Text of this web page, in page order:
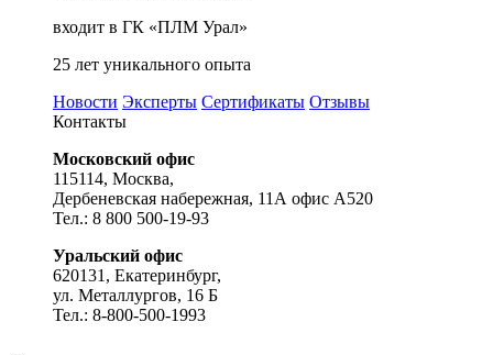
входит в ГК «ПЛМ Урал»
25 лет уникального опыта
Новости Эксперты Сертификаты Отзывы
Контакты
Московский офис
115114, Москва,
Дербеневская набережная, 11А офис А520
Тел.: 8 800 500-19-93
Уральский офис
620131, Екатеринбург,
ул. Металлургов, 16 Б
Тел.: 8-800-500-1993